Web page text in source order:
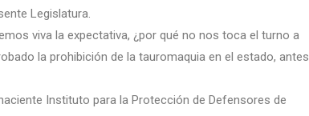
Legislatura.
viva la expectativa, ¿por qué no nos toca el turno a
la prohibición de la tauromaquia en el estado, antes
Instituto para la Protección de Defensores de